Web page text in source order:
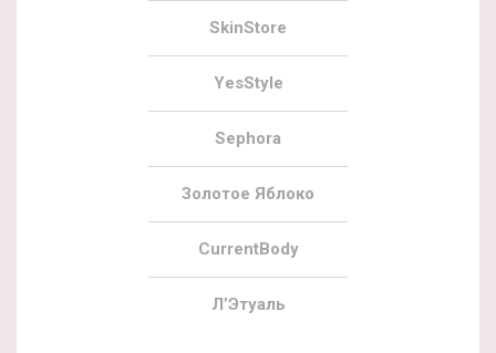
SkinStore
YesStyle
Sephora
Золотое Яблоко
CurrentBody
Л’Этуаль